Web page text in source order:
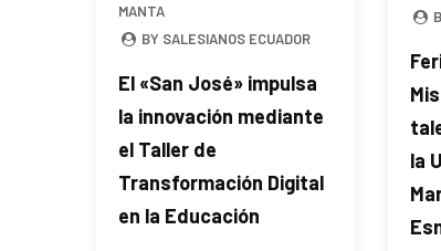
MANTA
BY SALESIANOS ECUADOR
El «San José» impulsa
la innovación mediante
el Taller de
Transformación Digital
en la Educación
la